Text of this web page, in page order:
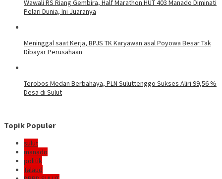
Wawali RS Riang Gembira, Half Marathon HUT 403 Manado Diminati
Pelari Dunia, Ini Juaranya
Meninggal saat Kerja, BPJS TK Karyawan asal Poyowa Besar Tak
Dibayar Perusahaan
Terobos Medan Berbahaya, PLN Suluttenggo Sukses Aliri 99,56 %
Desa di Sulut
Topik Populer
sulut
manado
politik
Talaud